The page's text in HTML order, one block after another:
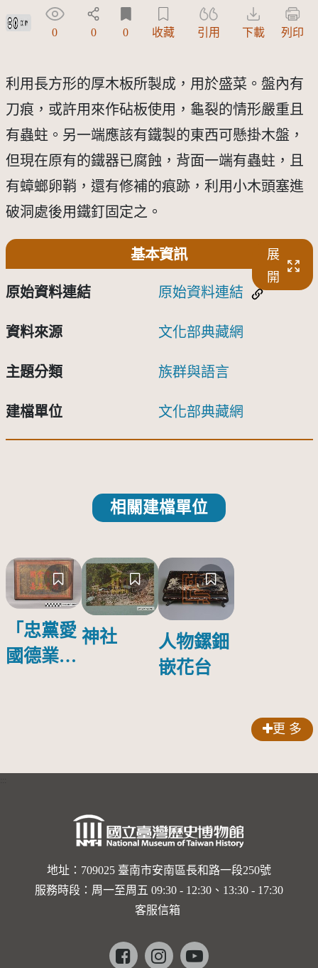
創用CC姓名標示 3.0 台灣及其後版本(CC BY 3.0 TW +)
0 0 0 收藏 引用 下載 列印
利用長方形的厚木板所製成，用於盛菜。盤內有
刀痕，或許用來作砧板使用，龜裂的情形嚴重且
有蟲蛀。另一端應該有鐵製的東西可懸掛木盤，
但現在原有的鐵器已腐蝕，背面一端有蟲蛀，且
有蟑螂卵鞘，還有修補的痕跡，利用小木頭塞進
破洞處後用鐵釘固定之。
基本資訊
展
開
原始資料連結 原始資料連結
資料來源 文化部典藏網
主題分類 族群與語言
建檔單位 文化部典藏網
相關建檔單位
「忠黨愛
國德業並
神社
人物鏍鈿
嵌花台
更 多
地址：709025 臺南市安南區長和路一段250號
服務時段：周一至周五 09:30 - 12:30、13:30 - 17:30
客服信箱
Facebookinstagramyoutube